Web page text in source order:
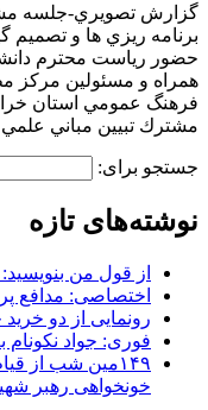
گزارش تصويري-جلسه
برنامه ريزي ها و
حضور رياست محترم
همراه و مسئولين مركز
فرهنگ عمومي استان
مشترك تبيين مباني
جستجو برای:
نوشته‌های تازه
از قول من
اختصاصی: مدافع
رونمایی از دو
فوری: جواد
۱۴۹مین شب از
خونخواهی رهبر